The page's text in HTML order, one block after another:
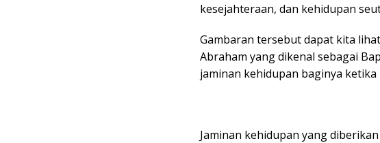
kesejahteraan, dan kehidupan
Gambaran tersebut dapat kita
Abraham yang dikenal sebagai
jaminan kehidupan baginya
Jaminan kehidupan yang